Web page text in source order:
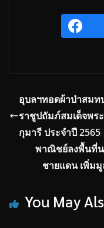
อุบลฯทอดผ้าป่าสม
ราชูปถัมภ์สมเด็จพร
กุมารี ประจำปี 2565
พาณิชย์ลงพื้นที่น
ชายแดน เพิ่มมู
You May